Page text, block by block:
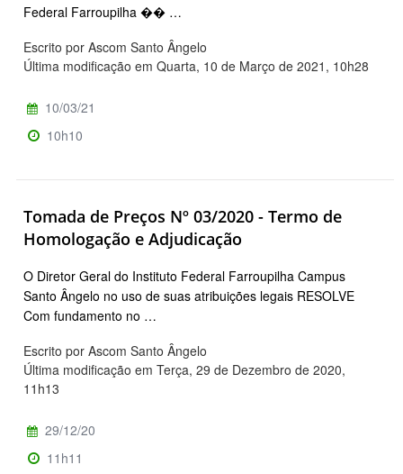
Federal Farroupilha �� …
Escrito por Ascom Santo Ângelo
Última modificação em Quarta, 10 de Março de 2021, 10h28
10/03/21
10h10
Tomada de Preços Nº 03/2020 - Termo de
Homologação e Adjudicação
O Diretor Geral do Instituto Federal Farroupilha Campus
Santo Ângelo no uso de suas atribuições legais RESOLVE
Com fundamento no …
Escrito por Ascom Santo Ângelo
Última modificação em Terça, 29 de Dezembro de 2020,
11h13
29/12/20
11h11